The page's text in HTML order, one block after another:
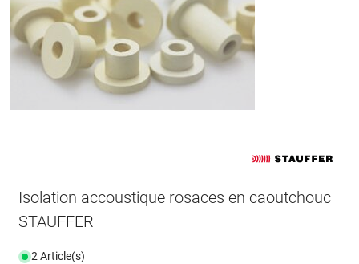
Isolation accoustique rosaces en caoutchouc
STAUFFER
2 Article(s)